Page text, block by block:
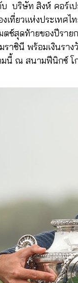
บริษัท สิงห์ คอร์เ
เที่ยวแห่งประเท
ตช์สุดท้ายของปีราย
ราชินี พร้อมเงินร
มนี้ ณ สนามฟีนิกซ์